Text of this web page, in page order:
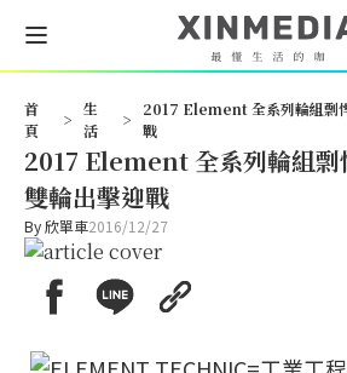
首
頁
>
生
活
>
2017 Element 全系列輪組剽
戰
2017 Element 全系列輪組剽
雙輪出擊迎戰
By欣單車2016/12/27